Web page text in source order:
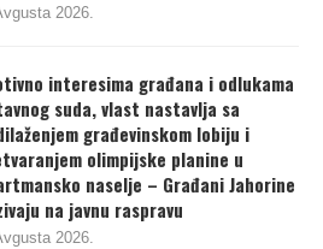
2026.
interesima građana i odlukama
suda, vlast nastavlja sa
građevinskom lobiju i
olimpijske planine u
naselje – Građani Jahorine
na javnu raspravu
2026.